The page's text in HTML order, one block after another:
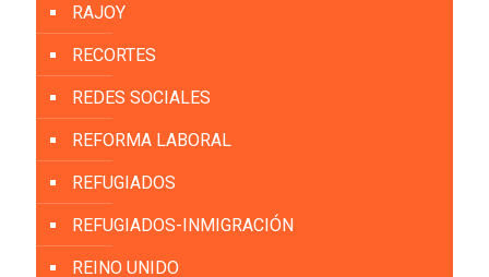
RAJOY
RECORTES
REDES SOCIALES
REFORMA LABORAL
REFUGIADOS
REFUGIADOS-INMIGRACIÓN
REINO UNIDO